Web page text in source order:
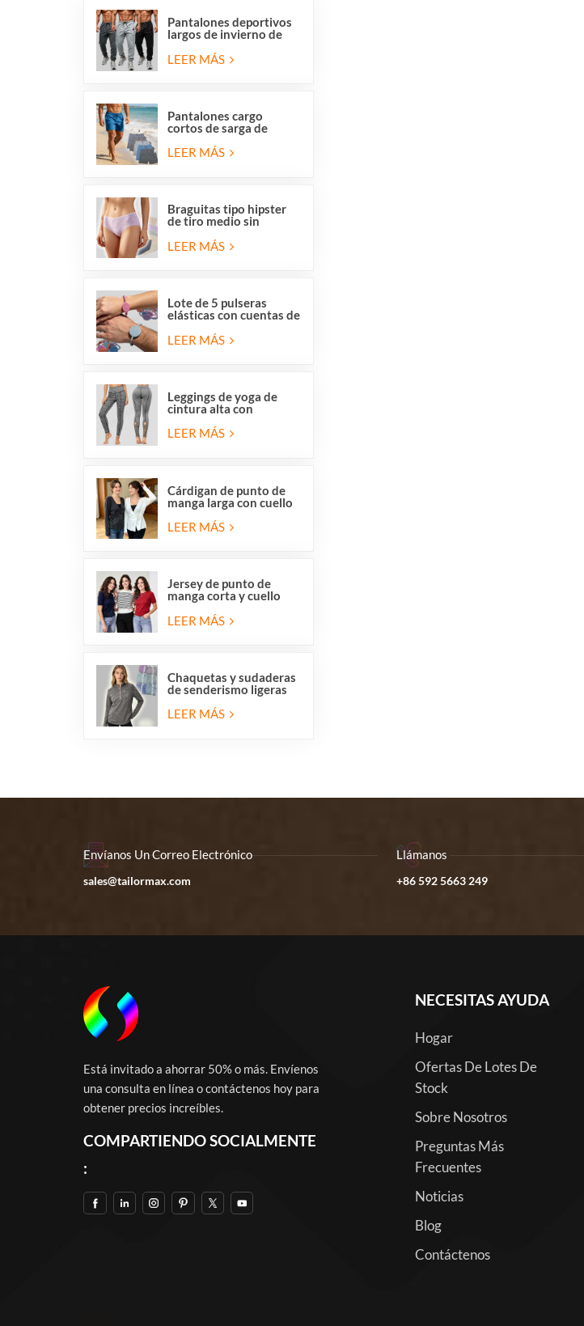
Pantalones deportivos
largos de invierno de
forro polar para hombre
de Overstock, corte
LEER MÁS
Pantalones cargo
cortos de sarga de
algodón elástico para
hombre con 6 bolsillos
LEER MÁS
Braguitas tipo hipster
de tiro medio sin
y respetuosas con la
LEER MÁS
Lote de 5 pulseras
elásticas con cuentas de
Milagrosa de la Iglesia
LEER MÁS
Leggings de yoga de
cintura alta con
y malla con aberturas
LEER MÁS
Cárdigan de punto de
manga larga con cuello
en V y cierre cruzado
para mujer, con lazo
LEER MÁS
Jersey de punto de
manga corta y cuello
redondo para mujer,
liquidación de
LEER MÁS
Chaquetas y sudaderas
de senderismo ligeras
de forro polar con
media cremallera para
LEER MÁS
Envíanos Un Correo Electrónico
sales@tailormax.com
Llámanos
+86 592 5663 249
Está invitado a ahorrar 50% o más. Envíenos
una consulta en línea o contáctenos hoy para
obtener precios increíbles.
COMPARTIENDO SOCIALMENTE
:
NECESITAS AYUDA
Hogar
Ofertas De Lotes De
Stock
Sobre Nosotros
Preguntas Más
Frecuentes
Noticias
Blog
Contáctenos